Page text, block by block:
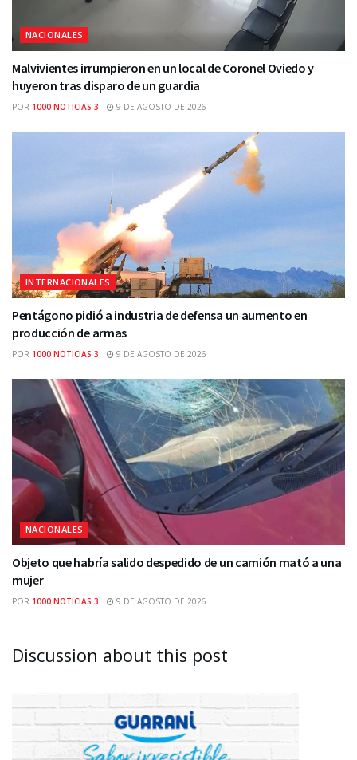
NACIONALES
Malvivientes irrumpieron en un local de Coronel Oviedo y
huyeron tras disparo de un guardia
POR 1000 NOTICIAS 3 9 DE AGOSTO DE 2026
INTERNACIONALES
Pentágono pidió a industria de defensa un aumento en
producción de armas
POR 1000 NOTICIAS 3 9 DE AGOSTO DE 2026
NACIONALES
Objeto que habría salido despedido de un camión mató a una
mujer
POR 1000 NOTICIAS 3 9 DE AGOSTO DE 2026
Discussion about this post